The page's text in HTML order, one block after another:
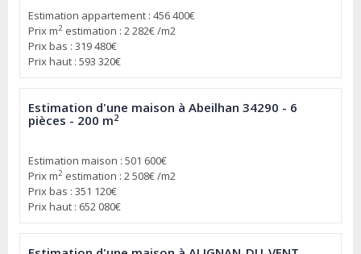
Estimation appartement : 456 400€
Prix m2 estimation : 2 282€ /m2
Prix bas : 319 480€
Prix haut : 593 320€
Estimation d'une maison à Abeilhan 34290 - 6
pièces - 200 m2
Estimation maison : 501 600€
Prix m2 estimation : 2 508€ /m2
Prix bas : 351 120€
Prix haut : 652 080€